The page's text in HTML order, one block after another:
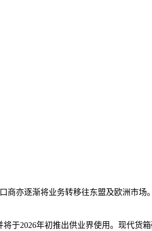
商亦逐渐将业务转移往东盟及欧洲市
于2026年初推出供业界使用。现代